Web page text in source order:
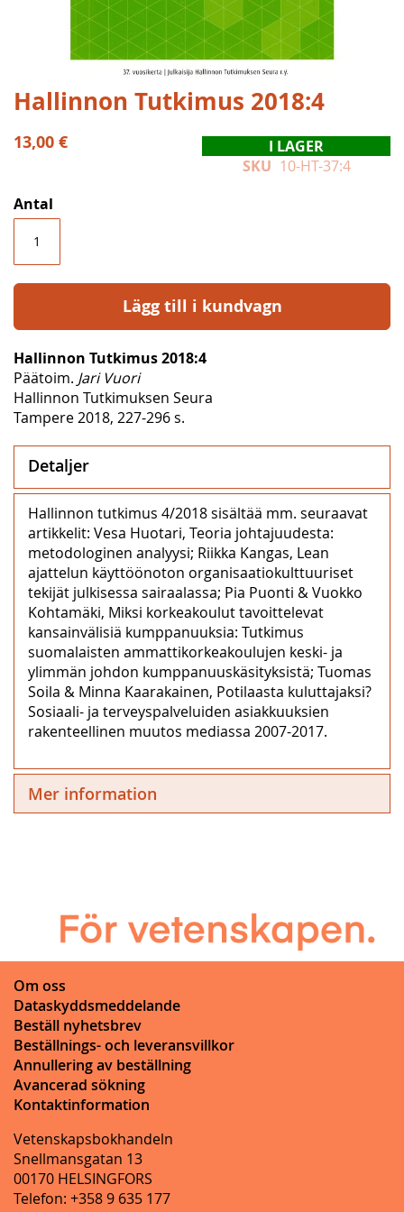
Hoppa
till
början
av
Hallinnon Tutkimus 2018:4
13,00 €
I LAGER
SKU 10-HT-37:4
Antal
Lägg till i kundvagn
Hallinnon Tutkimus 2018:4
Päätoim. Jari Vuori
Hallinnon Tutkimuksen Seura
Tampere 2018, 227-296 s.
Detaljer
Hallinnon tutkimus 4/2018 sisältää mm. seuraavat
artikkelit: Vesa Huotari, Teoria johtajuudesta:
metodologinen analyysi; Riikka Kangas, Lean
ajattelun käyttöönoton organisaatiokulttuuriset
tekijät julkisessa sairaalassa; Pia Puonti & Vuokko
Kohtamäki, Miksi korkeakoulut tavoittelevat
kansainvälisiä kumppanuuksia: Tutkimus
suomalaisten ammattikorkeakoulujen keski- ja
ylimmän johdon kumppanuuskäsityksistä; Tuomas
Soila & Minna Kaarakainen, Potilaasta kuluttajaksi?
Sosiaali- ja terveyspalveluiden asiakkuuksien
rakenteellinen muutos mediassa 2007-2017.
Mer information
Om oss
Dataskyddsmeddelande
Beställ nyhetsbrev
Beställnings- och leveransvillkor
Annullering av beställning
Avancerad sökning
Kontaktinformation
Vetenskapsbokhandeln
Snellmansgatan 13
00170 HELSINGFORS
Telefon: +358 9 635 177